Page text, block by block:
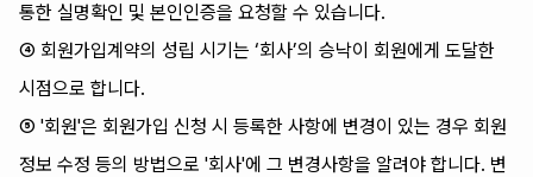
통한 실명확인 및 본인인증을 요청할 수 있습니다.
④ 회원가입계약의 성립 시기는 ‘회사’의 승낙이 회원에게 도달한
시점으로 합니다.
⑤ '회원'은 회원가입 신청 시 등록한 사항에 변경이 있는 경우 회원
정보 수정 등의 방법으로 '회사'에 그 변경사항을 알려야 합니다. 변